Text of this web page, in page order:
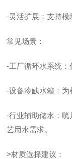
-灵活扩展：支持模
常见场景：
-工厂循环水系统：
-设备冷缺水箱：为
-行业辅助储水：
艺用水需求。
>材质选择建议：